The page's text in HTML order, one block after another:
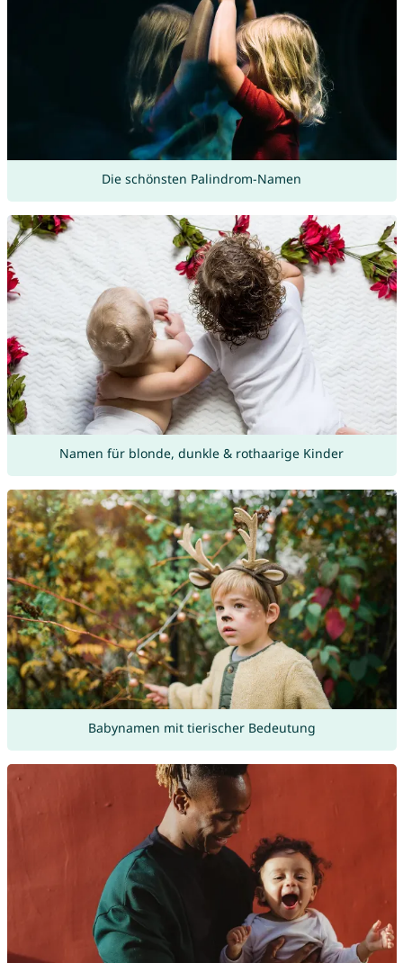
Die schönsten Palindrom-Namen
Namen für blonde, dunkle & rothaarige Kinder
Babynamen mit tierischer Bedeutung